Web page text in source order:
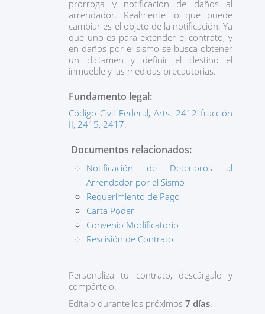
prórroga y notificación de daños al
arrendador. Realmente lo que puede
cambiar es el objeto de la notificación. Ya
que uno es para extender el contrato, y
en daños por el sismo se busca obtener
un dictamen y definir el destino el
inmueble y las medidas precautorias.
Fundamento legal:
Código Civil Federal, Arts. 2412 fracción
II, 2415, 2417.
Documentos relacionados:
Notificación de Deterioros al
Arrendador por el Sismo
Requerimiento de Pago
Carta Poder
Convenio Modificatorio
Rescisión de Contrato
Personaliza tu contrato, descárgalo y
compártelo.
Edítalo durante los próximos7 días.